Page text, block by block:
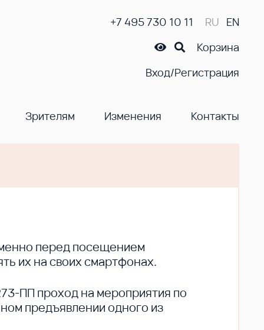
+7 495 730 10 11 RU EN
Корзина
Вход/Регистрация
Зрителям Изменения Контакты
перед посещением
их на своих смартфонах.
ПП проход на мероприятия по
предъявлении одного из